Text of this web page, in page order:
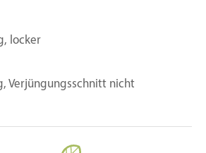
locker
Verjüngungsschnitt nicht